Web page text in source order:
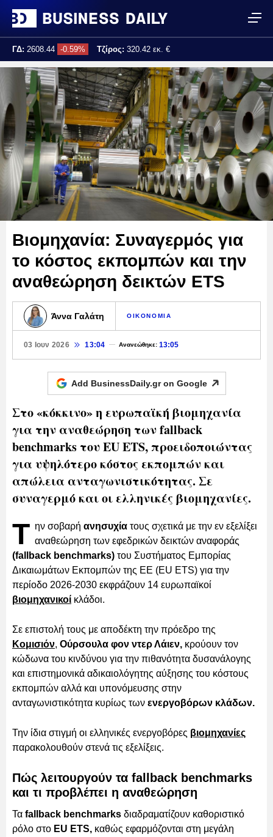
ΓΔ: 2608.44 -0.59% Τζίρος: 320.42 εκ. €
Τελ. ενημέρωση: 17:25:02
Βιομηχανία: Συναγερμός για
το κόστος εκπομπών και την
αναθεώρηση δεικτών ETS
Άννα Γαλάτη ΟΙΚΟΝΟΜΙΑ
03 Ιουν 2026 13:04 Ανανεώθηκε:13:05
Add BusinessDaily.gr on Google
Στο «κόκκινο» η ευρωπαϊκή βιομηχανία
για την αναθεώρηση των fallback
benchmarks του EU ETS, προειδοποιώντας
για υψηλότερο κόστος εκπομπών και
απώλεια ανταγωνιστικότητας. Σε
συναγερμό και οι ελληνικές βιομηχανίες.
T ην σοβαρή ανησυχία τους σχετικά με την εν εξελίξει
αναθεώρηση των εφεδρικών δεικτών αναφοράς
(fallback benchmarks) του Συστήματος Εμπορίας
Δικαιωμάτων Εκπομπών της ΕΕ (EU ETS) για την
περίοδο 2026-2030 εκφράζουν 14 ευρωπαϊκοί
βιομηχανικοί κλάδοι.
Σε επιστολή τους με αποδέκτη την πρόεδρο της
Κομισιόν, Ούρσουλα φον ντερ Λάιεν, κρούουν τον
κώδωνα του κινδύνου για την πιθανότητα δυσανάλογης
και επιστημονικά αδικαιολόγητης αύξησης του κόστους
εκπομπών αλλά και υπονόμευσης στην
ανταγωνιστικότητα κυρίως των ενεργοβόρων κλάδων.
Την ίδια στιγμή οι ελληνικές ενεργοβόρες βιομηχανίες
παρακολουθούν στενά τις εξελίξεις.
Πώς λειτουργούν τα fallback benchmarks
και τι προβλέπει η αναθεώρηση
Τα fallback benchmarks διαδραματίζουν καθοριστικό
ρόλο στο EU ETS, καθώς εφαρμόζονται στη μεγάλη